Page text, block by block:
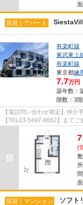
賃貸｜アパート
有楽町線
東武東上
有楽町線
東京都練
7.7万円
築年数：
階数：3
【電話問い合わせ限定】仲
【TEL03-5497-8662】までご
(
賃貸｜マンション ソフト